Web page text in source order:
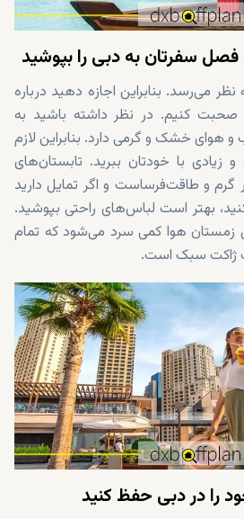
می‌رسد. بنابراین اجازه دهید درباره
صحبت کنیم. در نظر داشته باشید به
هوای خشک و گرمی دارد. بنابراین لازم
با خودتان ببرید. تابستان‌های
گرم و طاقت‌فرساست و اگر تمایل دارید
بهتر است لباس‌های راحتی بپوشید.
زمستان هوا کمی سرد می‌شود که تمام
ژاکت سبک است.